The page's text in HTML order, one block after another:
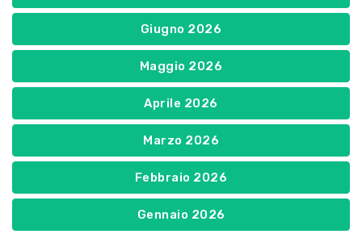
Giugno 2026
Maggio 2026
Aprile 2026
Marzo 2026
Febbraio 2026
Gennaio 2026